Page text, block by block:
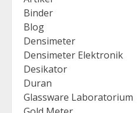
Binder
Blog
Densimeter
Densimeter Elektronik
Desikator
Duran
Glassware Laboratorium